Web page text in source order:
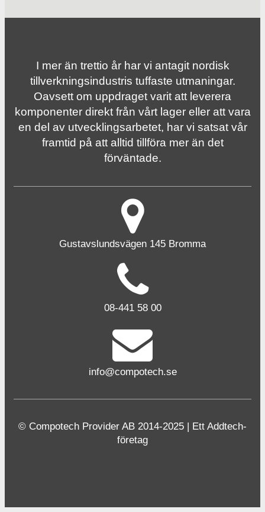
I mer än trettio år har vi antagit nordisk
tillverknings­industris tuffaste utmaningar.
Oavsett om uppdraget varit att leverera
komponenter direkt från vårt lager eller att vara
en del av utvecklingsarbetet, har vi satsat vår
framtid på att alltid tillföra mer än det
förväntade.
Gustavslundsvägen 145 Bromma
08-441 58 00
info@compotech.se
© Compotech Provider AB 2014-2025 | Ett Addtech-
företag